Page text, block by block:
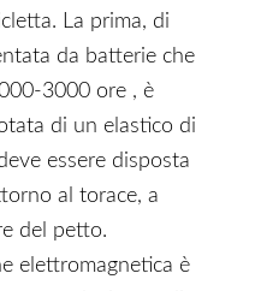
La prima, di
da batterie che
3000 ore , è
di un elastico di
essere disposta
al torace, a
del petto.
elettromagnetica è